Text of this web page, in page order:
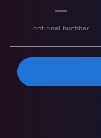
optional buchbar